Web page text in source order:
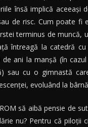
însă implică aceeaşi
de risc. Cum poate fi
terminus de muncă,
întreagă la catedră
ani la manşă (în
sau cu o gimnastă
evoluând la
să aibă pensie de
nu? Pentru că piloţii